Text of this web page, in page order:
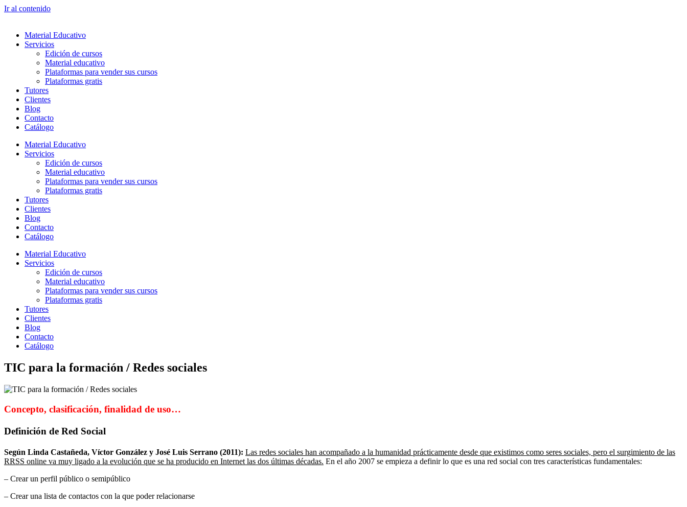
Ir al contenido
Material Educativo
Servicios
Edición de cursos
Material educativo
Plataformas para vender sus cursos
Plataformas gratis
Tutores
Clientes
Blog
Contacto
Catálogo
Material Educativo
Servicios
Edición de cursos
Material educativo
Plataformas para vender sus cursos
Plataformas gratis
Tutores
Clientes
Blog
Contacto
Catálogo
Material Educativo
Servicios
Edición de cursos
Material educativo
Plataformas para vender sus cursos
Plataformas gratis
Tutores
Clientes
Blog
Contacto
Catálogo
TIC para la formación / Redes sociales
Concepto, clasificación, finalidad de uso…
Definición de Red Social
Según Linda Castañeda, Víctor González y José Luis Serrano (2011): Las redes sociales han acompañado a la humanidad prácticamente desde que existimos como seres sociales, pero el surgimiento de las
RRSS online va muy ligado a la evolución que se ha producido en Internet las dos últimas décadas. En el año 2007 se empieza a definir lo que es una red social con tres características fundamentales:
– Crear un perfil público o semipúblico
– Crear una lista de contactos con la que poder relacionarse